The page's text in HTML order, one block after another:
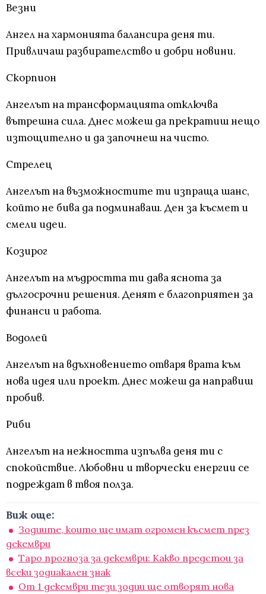
Везни
Ангел на хармонията балансира деня ти.
Привличаш разбирателство и добри новини.
Скорпион
Ангелът на трансформацията отключва
вътрешна сила. Днес можеш да прекратиш нещо
изтощително и да започнеш на чисто.
Стрелец
Ангелът на възможностите ти изпраща шанс,
който не бива да подминаваш. Ден за късмет и
смели идеи.
Козирог
Ангелът на мъдростта ти дава яснота за
дългосрочни решения. Денят е благоприятен за
финанси и работа.
Водолей
Ангелът на вдъхновението отваря врата към
нова идея или проект. Днес можеш да направиш
пробив.
Риби
Ангелът на нежността изпълва деня ти с
спокойствие. Любовни и творчески енергии се
подреждат в твоя полза.
Виж още:
Зодиите, които ще имат огромен късмет през
декември
Таро прогноза за декември: Какво предстои за
всеки зодиакален знак
От 1 декември тези зодии ще отворят нова